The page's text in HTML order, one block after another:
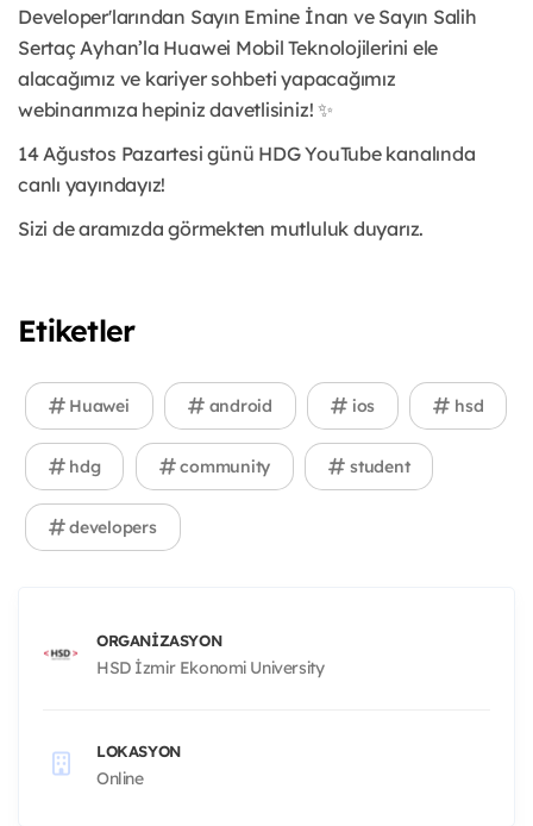
Developer'larından Sayın Emine İnan ve Sayın Salih
Sertaç Ayhan’la Huawei Mobil Teknolojilerini ele
alacağımız ve kariyer sohbeti yapacağımız
webinarımıza hepiniz davetlisiniz! ✨
14 Ağustos Pazartesi günü HDG YouTube kanalında
canlı yayındayız!
Sizi de aramızda görmekten mutluluk duyarız.
Etiketler
Huawei android ios hsd
hdg community student
developers
ORGANIZASYON
HSD İzmir Ekonomi University
LOKASYON
Online